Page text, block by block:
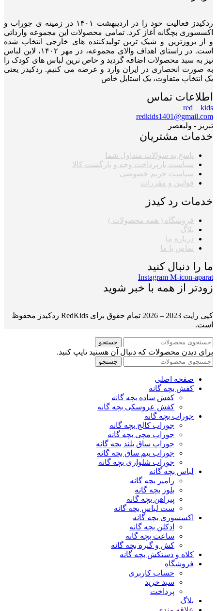
ردکیدز فعالیت خود را در اردیبهشت ۱۴۰۱ در زمینه ی جوراب و
اکسسوری بچگانه آغاز کرد. تمامی محصولات این مجموعه وارداتی
و از بروزترین و شیک ترین تولیدکننده های خارجی انتخاب شده
است. در راستای اهداف والای مجموعه، در مهر ۱۴۰۲، لاین لباس
نیز به سبد محصولات اضافه گردید و خاص ترین لباس های کودک را
به صورت انحصاری در ایران وارد و عرضه می کنیم. ردکیدز یعنی
یک انتخاب متفاوت، یک استایل خاص
اطلاعات تماس
red__kids
redkids1401@gmail.com
تبریز - ولیعصر
خدمات مشتریان
پاسخ به سوالات متداول شما
سیاست بازپرداخت وجه و بازگشت کالا
سیاست حریم خصوصی
قوانین و مقررات
خدمات رد کیدز
فروشگاه ( همه محصولات )
بلاگ
درباره ما
تماس با ما
ما را دنبال کنید
Instagram M-icon-aparat
زودتر از همه با خبر شوید
کپی رایت 2023 – 2026 تمام حقوق برای RedKids ردکیدز محفوظ
است.
جستجو
برای دیدن محصولات که دنبال آن هستید تایپ کنید.
جستجو
صفحه اصلی
کفش بچه گانه
کفش ساده بچه گانه
کفش عروسکی بچه گانه
جوراب بچه گانه
جوراب کالج بچه گانه
جوراب مچی بچه گانه
جوراب ساق بلند بچه گانه
جوراب نیم ساق بچه گانه
جوراب شلواری بچه گانه
لباس بچه گانه
رامپر بچه گانه
بلوز بچه گانه
پیراهن بچه گانه
ست لباس بچه گانه
اکسسوری بچه گانه
ادکلن بچه گانه
ساعت بچه گانه
کش و گیره بچه گانه
کلاه و دستکش بچه گانه
فروشگاه
حساب کاربری
سبد خرید
پرداخت
بلاگ